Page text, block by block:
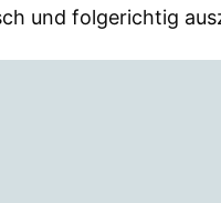
und folgerichtig